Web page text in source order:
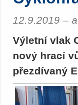
12.9.2019 –
Výletní vlak
nový hrací
přezdívaný